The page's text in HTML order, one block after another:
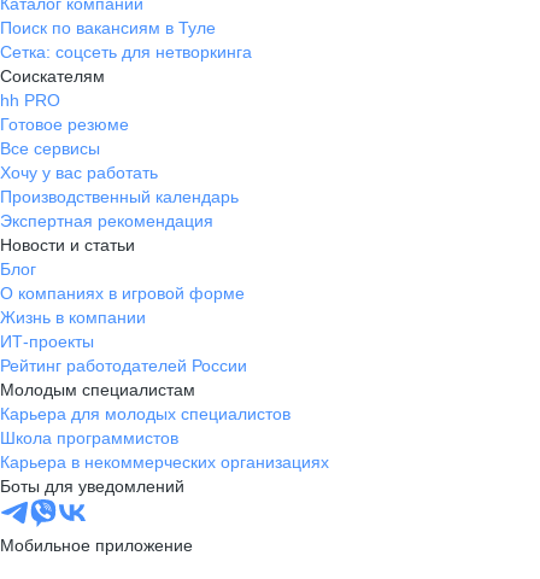
Поиск по вакансиям в Туле
Сетка: соцсеть для нетворкинга
Соискателям
hh PRO
Готовое резюме
Все сервисы
Хочу у вас работать
Производственный календарь
Экспертная рекомендация
Новости и статьи
Блог
О компаниях в игровой форме
Жизнь в компании
ИТ-проекты
Рейтинг работодателей России
Молодым специалистам
Карьера для молодых специалистов
Школа программистов
Карьера в некоммерческих организациях
Боты для уведомлений
Мобильное приложение